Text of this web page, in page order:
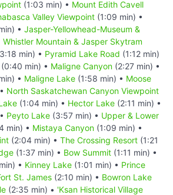
(1:03 min) • Mount Edith Cavell
Valley Viewpoint (1:09 min) •
• Jasper-Yellowhead-Museum &
Whistler Mountain & Jasper Skytram
min) • Pyramid Lake Road (1:12 min)
(0:40 min) • Maligne Canyon (2:27 min) •
• Maligne Lake (1:58 min) • Moose
North Saskatchewan Canyon Viewpoint
(1:04 min) • Hector Lake (2:11 min) •
Peyto Lake (3:57 min) • Upper & Lower
min) • Mistaya Canyon (1:09 min) •
(2:04 min) • The Crossing Resort (1:21
(1:37 min) • Bow Summit (1:11 min) •
• Kinney Lake (1:01 min) • Prince
St. James (2:10 min) • Bowron Lake
(2:35 min) • 'Ksan Historical Village